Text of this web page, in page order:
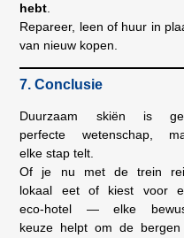
hebt
Repareer, leen of huur in
van nieuw kopen.
7. Conclusie
Duurzaam skiën is
perfecte wetenschap,
elke stap telt.
Of je nu met de trein
lokaal eet of kiest voor
eco-hotel — elke
keuze helpt om de